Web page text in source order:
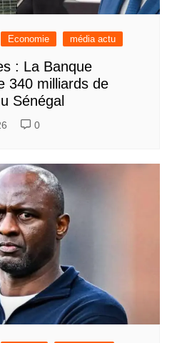
Economie média actu
: La Banque
340 milliards de
Sénégal
0